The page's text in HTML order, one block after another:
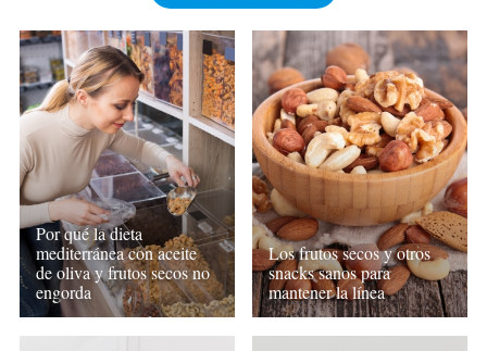
Por qué la dieta
mediterránea con aceite
de oliva y frutos secos no
engorda
Los frutos secos y otros
snacks sanos para
mantener la línea